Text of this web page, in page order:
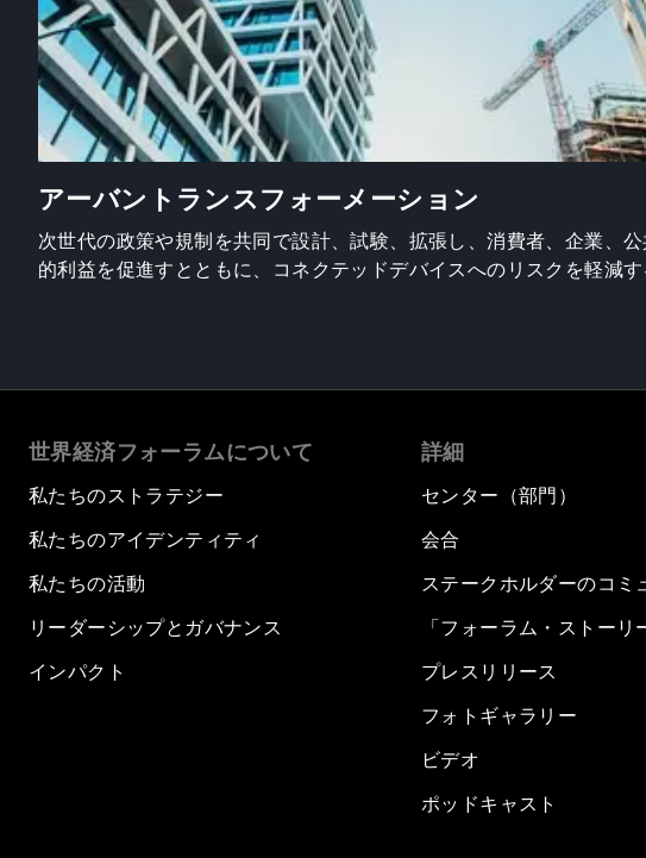
アーバントランスフォーメーション
次世代の政策や規制を共同で設計、試験、拡張し、消費者、企業、
的利益を促進すとともに、コネクテッドデバイスへのリスクを軽減す
世界経済フォーラムについて
私たちのストラテジー
私たちのアイデンティティ
私たちの活動
リーダーシップとガバナンス
インパクト
詳細
センター（部門）
会合
ステークホルダーのコミ
「フォーラム・ストーリ
プレスリリース
フォトギャラリー
ビデオ
ポッドキャスト